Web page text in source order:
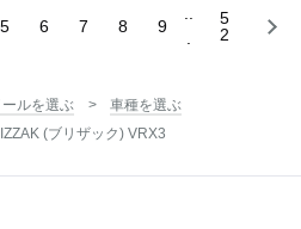
5 6 7 8 9
5
2
ルを選ぶ
車種を選ぶ
(ブリザック) VRX3